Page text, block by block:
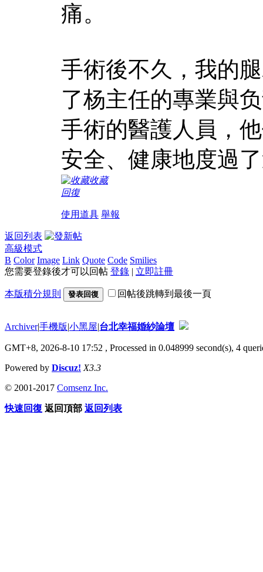
痛。
手術後不久，我的
了杨主任的專業與
手術的醫護人員，
安全、健康地度過
收藏
回復
使用道具 舉報
返回列表
高級模式
B Color Image Link Quote Code Smilies
您需要登錄後才可以回帖 登錄 | 立即註冊
本版積分規則 發表回復 回帖後跳轉到最後一頁
Archiver|手機版|小黑屋|台北幸福婚紗論壇
GMT+8, 2026-8-10 17:52 , Processed in 0.048999 second(s), 4
Powered by Discuz! X3.3
© 2001-2017 Comsenz Inc.
快速回復 返回頂部 返回列表